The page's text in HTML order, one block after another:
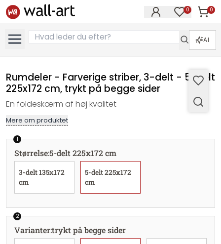
0 0
Varer
AI
Rumdeler - Farverige striber, 3-delt - 5-delt
225x172 cm, trykt på begge sider
En foldeskærm af høj kvalitet
Mere om produktet
1
Størrelse:5-delt 225x172 cm
3-delt 135x172
cm
5-delt 225x172
cm
2
Varianter:trykt på begge sider